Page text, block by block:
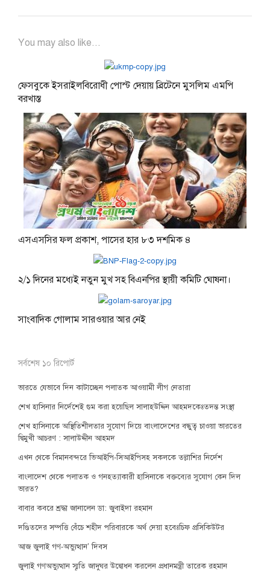
You may also like...
ফেসবুকে ইসরাইলবিরোধী পোস্ট দেয়ায় ব্রিটেনে মুসলিম এমপি
বরখাস্ত
এসএসসির ফল প্রকাশ, পাসের হার ৮৩ দশমিক ৪
২/১ দিনের মধ্যেই নতুন মুখ সহ বিএনপির স্থায়ী কমিটি ঘোষনা।
সাংবাদিক গোলাম সারওয়ার আর নেই
সর্বশেষ ১০ রিপোর্ট
ভারতে যেভাবে দিন কাটাচ্ছেন পলাতক আওয়ামী লীগ নেতারা
শেখ হাসিনার নির্দেশেই গুম করা হয়েছিল সালাহউদ্দিন আহমদকেঃতদন্ত সংস্থা
শেখ হাসিনাকে অস্থিতিশীলতার সুযোগ দিয়ে বাংলাদেশের বন্ধুত্ব চাওয়া ভারতের
দ্বিমুখী আচরণ : সালাউদ্দীন আহমদ
এখন থেকে বিমানবন্দরে ভিআইপি-সিআইপিসহ সকলকে তল্লাশির নির্দেশ
বাংলাদেশ থেকে পলাতক ও গনহত্যাকারী হাসিনাকে বক্তব্যের সুযোগ কেন দিল
ভারত?
বাবার কবরে শ্রদ্ধা জানালেন ডা: জুবাইদা রহমান
দণ্ডিতদের সম্পত্তি বেঁচে শহীদ পরিবারকে অর্থ দেয়া হবেঃচিফ প্রসিকিউটর
আজ জুলাই গণ-অভ্যুত্থান’ দিবস
জুলাই গণঅভ্যুত্থান স্মৃতি জাদুঘর উদ্বোধন করলেন প্রধানমন্ত্রী তারেক রহমান